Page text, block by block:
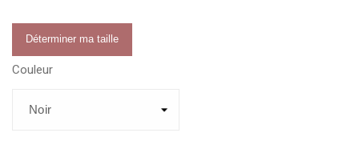
Déterminer ma taille
Couleur